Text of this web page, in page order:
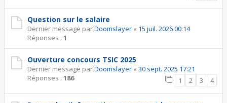
Question sur le salaire
Dernier message parDoomslayer « 15 juil. 2026 00:14
Réponses : 1
Ouverture concours TSIC 2025
Dernier message parDoomslayer « 30 sept. 2025 17:21
Réponses : 186 1 2 3 4